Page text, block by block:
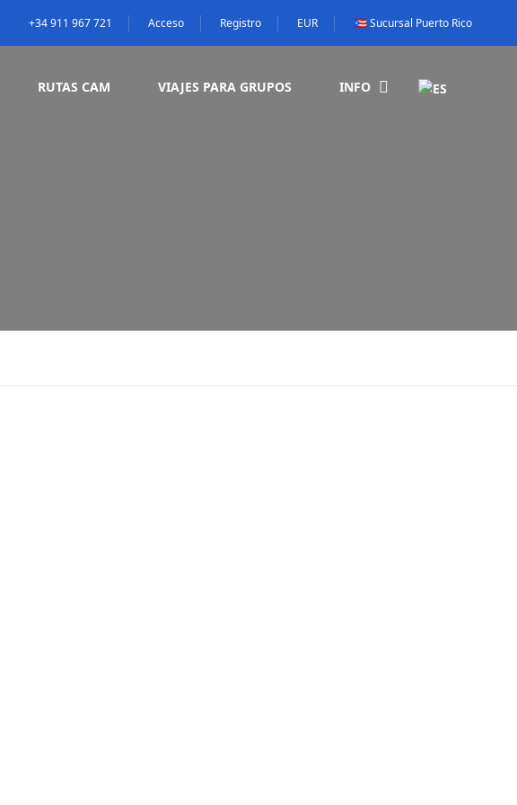
+34 911 967 721 Acceso Registro EUR 🇵🇷 Sucursal Puerto Rico
RUTAS CAM VIAJES PARA GRUPOS INFO